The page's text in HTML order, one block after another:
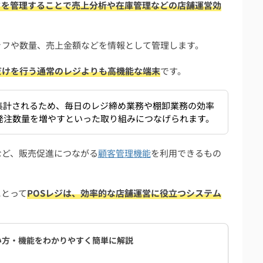
く
管理することで売上分析や在庫管理などの店舗運営効
や数量、売上金額などを情報として管理します。
を行う通常のレジよりも高機能な端末です。
されるため、毎日のレジ締め業務や棚卸業務の効率
数量を増やすといった取り組みにつなげられます。
、販売促進につながる顧客管理機能を利用できるもの
ってPOSレジは、効率的な店舗運営に役立つシステム
・機能をわかりやすく簡単に解説